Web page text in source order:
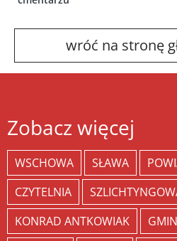
wróć na stronę
Zobacz więcej
WSCHOWA SŁAWA
CZYTELNIA
KONRAD ANTKOWIAK